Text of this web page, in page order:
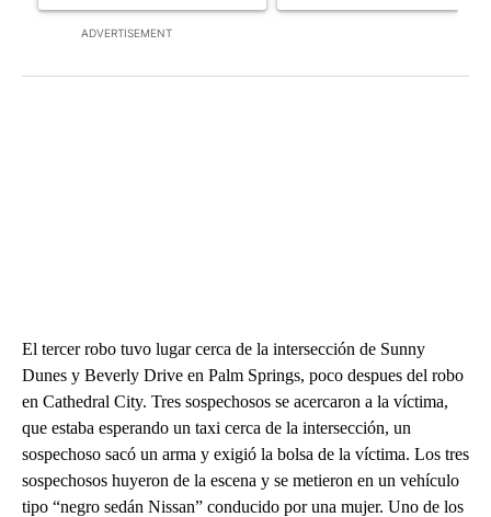
ADVERTISEMENT
El tercer robo tuvo lugar cerca de la intersección de Sunny
Dunes y Beverly Drive en Palm Springs, poco despues del robo
en Cathedral City. Tres sospechosos se acercaron a la víctima,
que estaba esperando un taxi cerca de la intersección, un
sospechoso sacó un arma y exigió la bolsa de la víctima. Los tres
sospechosos huyeron de la escena y se metieron en un vehículo
tipo “negro sedán Nissan” conducido por una mujer. Uno de los